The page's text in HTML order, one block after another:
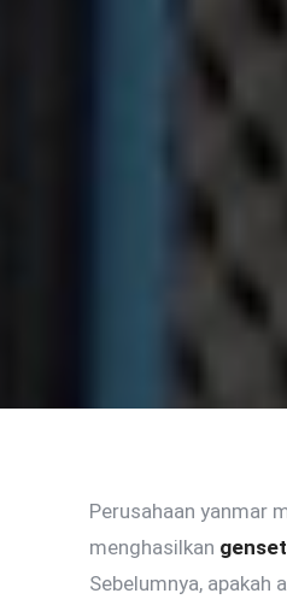
Perusahaan yanmar
menghasilkan
Sebelumnya, apakah